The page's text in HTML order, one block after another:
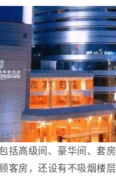
高级间、豪华间、套房
客房，还设有不吸烟楼